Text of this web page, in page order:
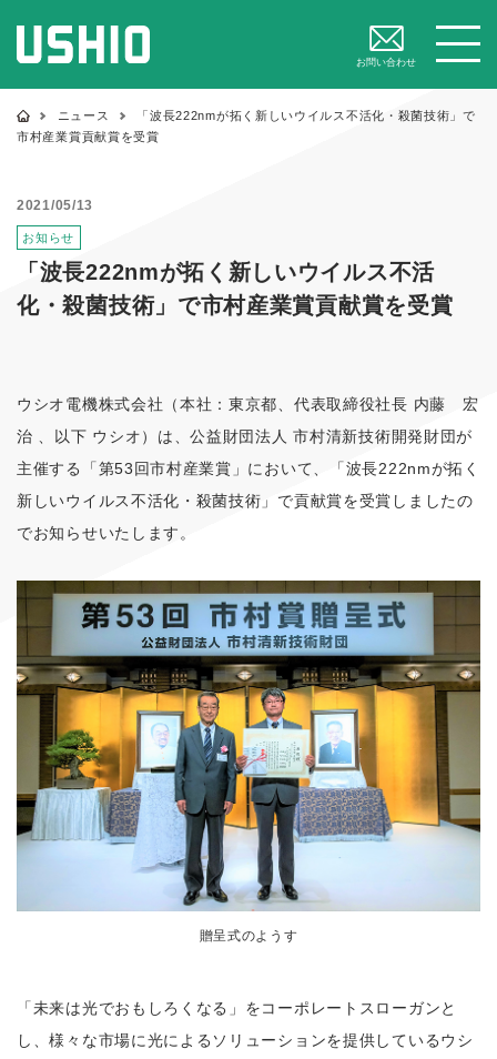
お問い合わせ
ニュース
「波長222nmが拓く新しいウイルス不活化・殺菌技術」で
市村産業賞貢献賞を受賞
2021/05/13
お知らせ
「波長222nmが拓く新しいウイルス不活
化・殺菌技術」で市村産業賞貢献賞を受賞
ウシオ電機株式会社（本社：東京都、代表取締役社長 内藤 宏
治 、以下 ウシオ）は、公益財団法人 市村清新技術開発財団が
主催する「第53回市村産業賞」において、「波長222nmが拓く
新しいウイルス不活化・殺菌技術」で貢献賞を受賞しましたの
でお知らせいたします。
贈呈式のようす
「未来は光でおもしろくなる」をコーポレートスローガンと
し、様々な市場に光によるソリューションを提供しているウシ